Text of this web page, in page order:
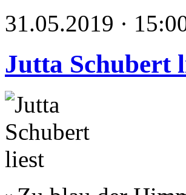
31.05.2019 ·
Jutta Schubert